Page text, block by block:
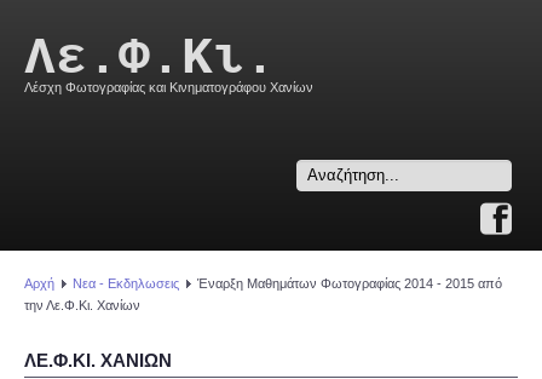
Λε.Φ.Κι.
Λέσχη Φωτογραφίας και Κινηματογράφου Χανίων
Search
...
Αρχή Νεα - Εκδηλωσεις
Έναρξη Μαθημάτων Φωτογραφίας 2014 - 2015 από
την Λε.Φ.Κι. Χανίων
ΛΕ.Φ.ΚΙ. ΧΑΝΙΩΝ